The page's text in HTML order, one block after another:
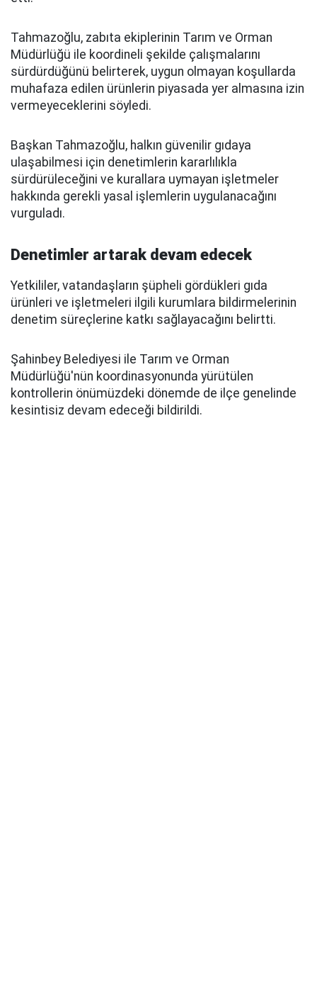
Tahmazoğlu, zabıta ekiplerinin Tarım ve Orman
Müdürlüğü ile koordineli şekilde çalışmalarını
sürdürdüğünü belirterek, uygun olmayan koşullarda
muhafaza edilen ürünlerin piyasada yer almasına izin
vermeyeceklerini söyledi.
Başkan Tahmazoğlu, halkın güvenilir gıdaya
ulaşabilmesi için denetimlerin kararlılıkla
sürdürüleceğini ve kurallara uymayan işletmeler
hakkında gerekli yasal işlemlerin uygulanacağını
vurguladı.
Denetimler artarak devam edecek
Yetkililer, vatandaşların şüpheli gördükleri gıda
ürünleri ve işletmeleri ilgili kurumlara bildirmelerinin
denetim süreçlerine katkı sağlayacağını belirtti.
Şahinbey Belediyesi ile Tarım ve Orman
Müdürlüğü'nün koordinasyonunda yürütülen
kontrollerin önümüzdeki dönemde de ilçe genelinde
kesintisiz devam edeceği bildirildi.